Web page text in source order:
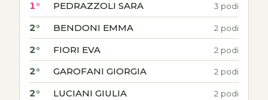
1° PEDRAZZOLI SARA 3 podi
2° BENDONI EMMA 2 podi
2° FIORI EVA 2 podi
2° GAROFANI GIORGIA 2 podi
2° LUCIANI GIULIA 2 podi